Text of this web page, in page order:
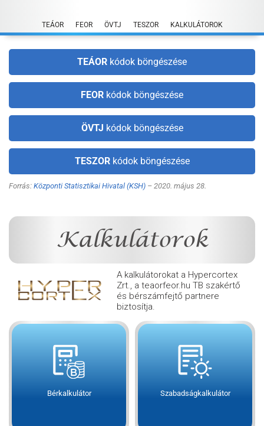
content
TEÁOR FEOR ÖVTJ TESZOR KALKULÁTOROK
Kalkulátorok
A kalkulátorokat a Hypercortex
Zrt., a teaorfeor.hu TB szakértő
és bérszámfejtő partnere
biztosítja.
Bérkalkulátor Szabadságkalkulátor
TEÁOR kódok böngészése
FEOR kódok böngészése
ÖVTJ kódok böngészése
TESZORkódok böngészése
Forrás: Központi Statisztikai Hivatal (KSH) – 2020. május 28.